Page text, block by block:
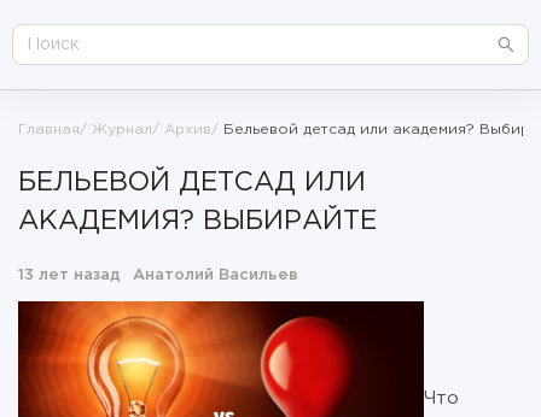
Главная Журнал Архив Бельевой детсад или академия?
БЕЛЬЕВОЙ ДЕТСАД ИЛИ
АКАДЕМИЯ? ВЫБИРАЙТЕ
13 лет назад Анатолий Васильев
Что